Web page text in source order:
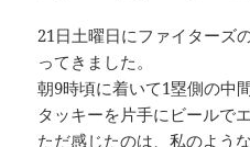
21日土曜日にファイターズ
ってきました。
朝9時頃に着いて1塁側の中
タッキーを片手にビールで
ただ感じたのは、私のよう